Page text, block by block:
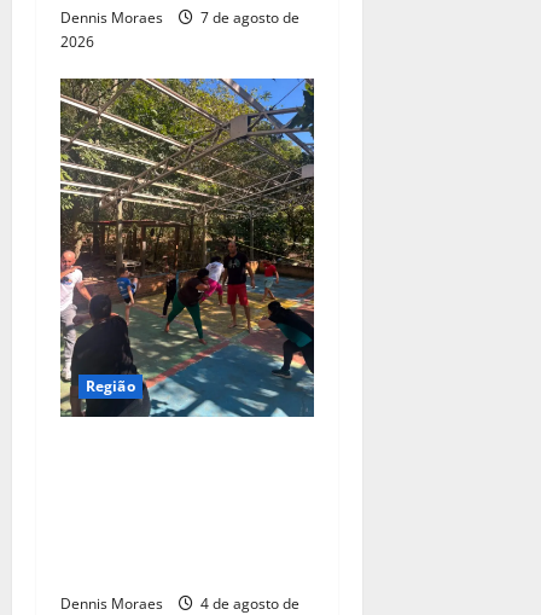
Dennis Moraes
7 de agosto de
2026
Região
Dennis Moraes
4 de agosto de